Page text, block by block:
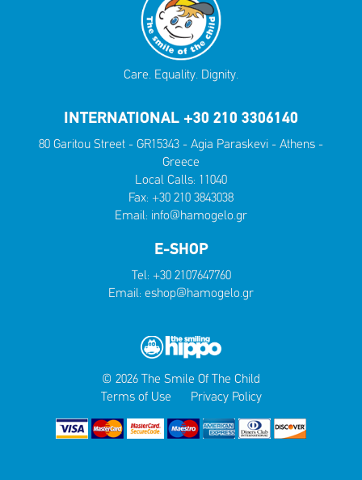
Care. Equality. Dignity.
INTERNATIONAL +30 210 3306140
80 Garitou Street - GR15343 - Agia Paraskevi - Athens -
Greece
Local Calls: 11040
Fax: +30 210 3843038
Email: info@hamogelo.gr
E-SHOP
Tel: +30 2107647760
Email: eshop@hamogelo.gr
© 2026 The Smile Of The Child
Terms of Use
Privacy Policy